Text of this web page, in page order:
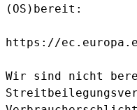
(OS)bereit:
https://
Wir sind nicht